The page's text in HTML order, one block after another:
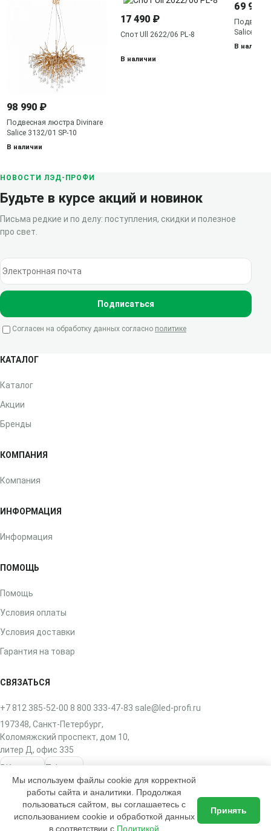
98 990 ₽
Подвесная люстра Divinare
Salice 3132/01 SP-10
В наличии
17 490 ₽
Спот Ull 2622/06 PL-8
В наличии
69 990
Salice
В наличии
НОВОСТИ ЛЭД-ПРОФИ
Будьте в курсе акций и новинок
Письма редкие и по делу: поступления, скидки и полезное
про свет.
Электронная почта
Подписаться
Согласен на обработку данных согласно политике
КАТАЛОГ
Каталог
Акции
Бренды
КОМПАНИЯ
Компания
ИНФОРМАЦИЯ
Информация
ПОМОЩЬ
Помощь
Условия оплаты
Условия доставки
Гарантия на товар
СВЯЗАТЬСЯ
+7 812 385-52-00 8 800 333-47-83 sale@led-profi.ru
197348, Санкт-Петербург,
Коломяжский проспект, дом 10,
литер Д, офис 335
ВКонтакте
Telegram
2017–2026 © ЛЭД-ПРОФИ — интернет-магазин освещения
Мы используем файлы cookie для корректной
работы сайта и аналитики. Продолжая
пользоваться сайтом, вы соглашаетесь с
использованием cookie и обработкой данных
в соответствии с Политикой
Принять